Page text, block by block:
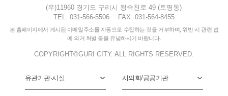
(우)11960 경기도 구리시 왕숙천로 49 (토평동)
TEL. 031-566-5506
FAX. 031-564-8455
본 홈페이지에서 게시된 이메일주소를 자동으로 수집하는 것을 거부하며, 위반 시 관련 법
에 의거 처벌 등을 유념하시기 바랍니다.
COPYRIGHT©GURI CITY. ALL RIGHTS RESERVED.
유관기관·시설 시의회/공공기관